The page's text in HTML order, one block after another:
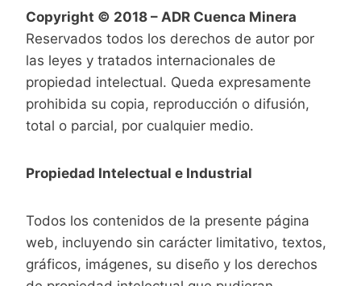
Copyright © 2018 – ADR Cuenca Minera
Reservados todos los derechos de autor por
las leyes y tratados internacionales de
propiedad intelectual. Queda expresamente
prohibida su copia, reproducción o difusión,
total o parcial, por cualquier medio.
Propiedad Intelectual e Industrial
Todos los contenidos de la presente página
web, incluyendo sin carácter limitativo, textos,
gráficos, imágenes, su diseño y los derechos